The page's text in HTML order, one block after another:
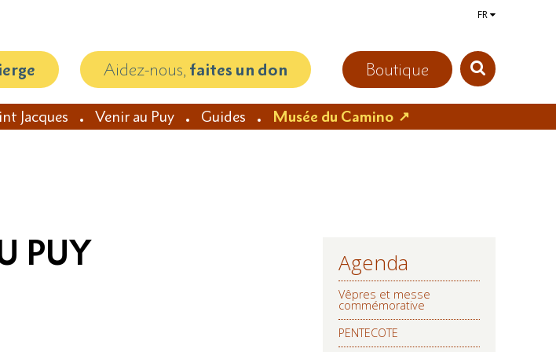
FR
Boutique
Aidez-nous, faites un don
Jacques Venir au Puy Guides Musée du Camino
NAVIGATION
Agenda
Vêpres et messe
commémorative
PENTECOTE
PUY